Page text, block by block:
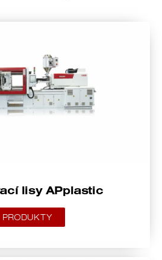
lisy APplastic
PRODUKTY